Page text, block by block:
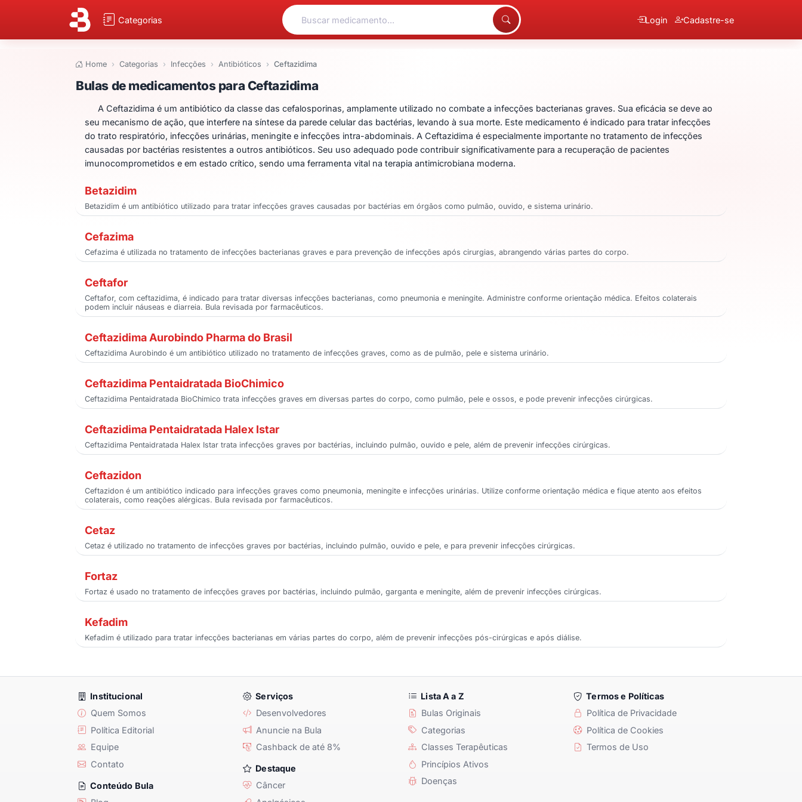
Categorias Login Cadastre-se
Home Categorias Infecções Antibióticos Ceftazidima
Bulas de medicamentos para Ceftazidima
Bulas de medicamentos para Ceftazidima
A Ceftazidima é um antibiótico da classe das cefalosporinas, amplamente utilizado no combate a infecções bacterianas graves. Sua eficácia se deve ao
seu mecanismo de ação, que interfere na síntese da parede celular das bactérias, levando à sua morte. Este medicamento é indicado para tratar infecções
do trato respiratório, infecções urinárias, meningite e infecções intra-abdominais. A Ceftazidima é especialmente importante no tratamento de infecções
causadas por bactérias resistentes a outros antibióticos. Seu uso adequado pode contribuir significativamente para a recuperação de pacientes
imunocomprometidos e em estado crítico, sendo uma ferramenta vital na terapia antimicrobiana moderna.
Betazidim
Betazidim é um antibiótico utilizado para tratar infecções graves causadas por bactérias em órgãos como pulmão, ouvido, e sistema urinário.
Cefazima
Cefazima é utilizada no tratamento de infecções bacterianas graves e para prevenção de infecções após cirurgias, abrangendo várias partes do corpo.
Ceftafor
Ceftafor, com ceftazidima, é indicado para tratar diversas infecções bacterianas, como pneumonia e meningite. Administre conforme orientação médica. Efeitos colaterais
podem incluir náuseas e diarreia. Bula revisada por farmacêuticos.
Ceftazidima Aurobindo Pharma do Brasil
Ceftazidima Aurobindo é um antibiótico utilizado no tratamento de infecções graves, como as de pulmão, pele e sistema urinário.
Ceftazidima Pentaidratada BioChimico
Ceftazidima Pentaidratada BioChimico trata infecções graves em diversas partes do corpo, como pulmão, pele e ossos, e pode prevenir infecções cirúrgicas.
Ceftazidima Pentaidratada Halex Istar
Ceftazidima Pentaidratada Halex Istar trata infecções graves por bactérias, incluindo pulmão, ouvido e pele, além de prevenir infecções cirúrgicas.
Ceftazidon
Ceftazidon é um antibiótico indicado para infecções graves como pneumonia, meningite e infecções urinárias. Utilize conforme orientação médica e fique atento aos efeitos
colaterais, como reações alérgicas. Bula revisada por farmacêuticos.
Cetaz
Cetaz é utilizado no tratamento de infecções graves por bactérias, incluindo pulmão, ouvido e pele, e para prevenir infecções cirúrgicas.
Fortaz
Fortaz é usado no tratamento de infecções graves por bactérias, incluindo pulmão, garganta e meningite, além de prevenir infecções cirúrgicas.
Kefadim
Kefadim é utilizado para tratar infecções bacterianas em várias partes do corpo, além de prevenir infecções pós-cirúrgicas e após diálise.
Institucional
Quem Somos
Política Editorial
Equipe
Contato
Conteúdo Bula
Serviços
Desenvolvedores
Anuncie na Bula
Cashback de até 8%
Destaque
Câncer
Lista A a Z
Bulas Originais
Categorias
Classes Terapêuticas
Princípios Ativos
Doenças
Termos e Políticas
Política de Privacidade
Política de Cookies
Termos de Uso